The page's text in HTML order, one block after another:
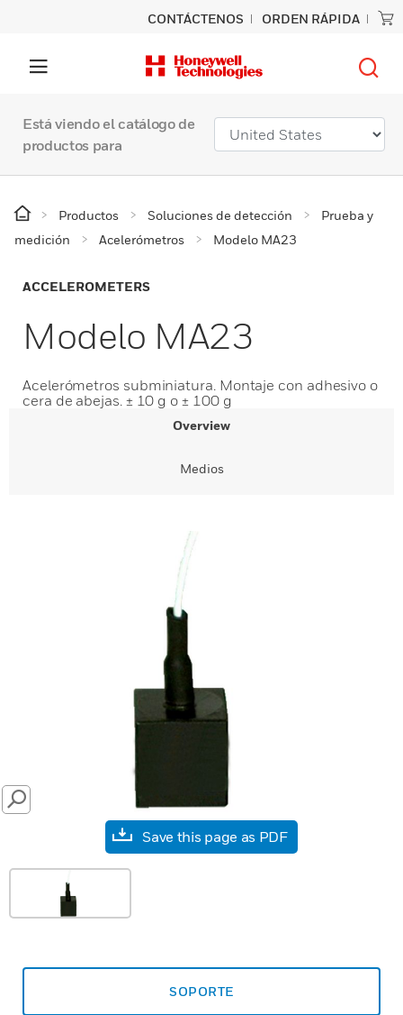
CONTÁCTENOS ORDEN RÁPIDA
Está viendo el catálogo de
productos para
Productos Soluciones de detección
Prueba y
medición
Acelerómetros Modelo MA23
ACCELEROMETERS
Modelo MA23
Acelerómetros subminiatura. Montaje con adhesivo o
cera de abejas. ± 10 g o ± 100 g
Overview
Medios
SEARCH
Save this page as PDF
SOPORTE